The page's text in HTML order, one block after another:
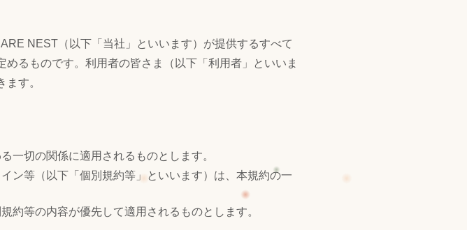
NEST（以下「当社」といいます）が提供するすべて
るものです。利用者の皆さま（以下「利用者」といいま
す。
一切の関係に適用されるものとします。
ン等（以下「個別規約等」といいます）は、本規約の一
約等の内容が優先して適用されるものとします。